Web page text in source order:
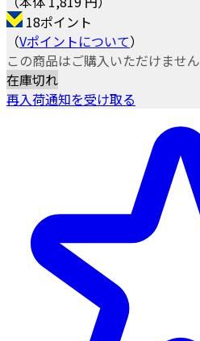
18ポイント
（Vポイントについて）
この商品はご購入いただけません
在庫切れ
再入荷通知を受け取る